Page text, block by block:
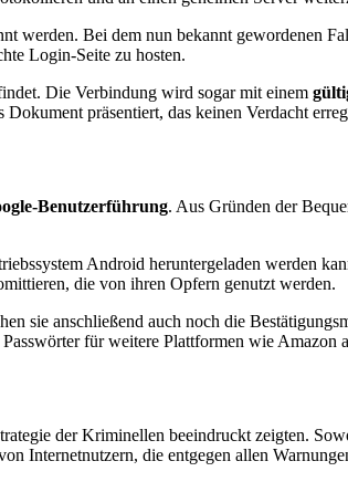
werden. Bei dem nun bekannt gewordenen
Login-Seite zu hosten.
Die Verbindung wird sogar mit einem
präsentiert, das keinen Verdacht
Benutzerführung. Aus Gründen der
Android heruntergeladen werden
die von ihren Opfern genutzt werden.
sie anschließend auch noch die
für weitere Plattformen wie Amazon
der Kriminellen beeindruckt zeigten.
Internetnutzern, die entgegen allen